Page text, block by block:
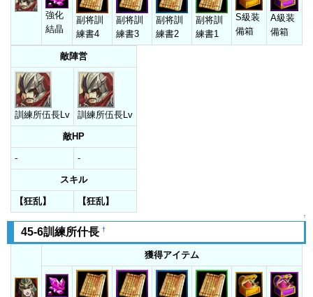
強化
結晶
副将訓
練書4
副将訓
練書3
副将訓
練書2
副将訓
練書1
S級装
備箱
A級装
備箱
敵陣営
訓練所伍長Lv 訓練所伍長Lv
敵HP
- -
スキル
【狂乱】 【狂乱】
↑
45-6訓練所什長 †
獲得アイテム